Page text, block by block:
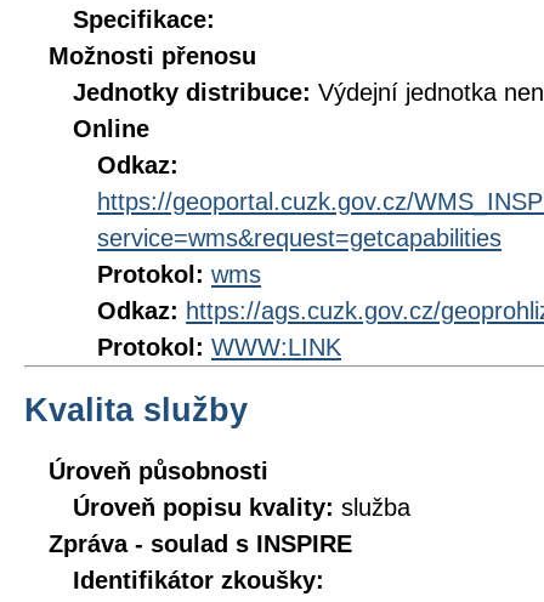
Specifikace:
Možnosti přenosu
Jednotky distribuce: Výdejní jednotka
Online
Odkaz:
https://geoportal.cuzk.gov.cz/
service=wms&request=getcapabilities
Protokol: wms
Odkaz: https://ags.cuzk.gov.cz/
Protokol: WWW:LINK
Kvalita služby
Úroveň působnosti
Úroveň popisu kvality: služba
Zpráva - soulad s INSPIRE
Identifikátor zkoušky: